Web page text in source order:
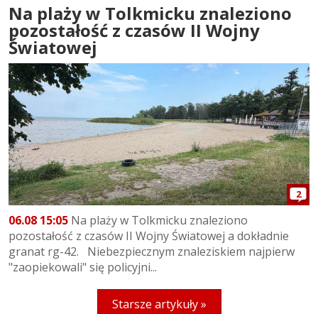
Na plaży w Tolkmicku znaleziono
pozostałość z czasów II Wojny
Światowej
2
06.08 15:05 Na plaży w Tolkmicku znaleziono
pozostałość z czasów II Wojny Światowej a dokładnie
granat rg-42. Niebezpiecznym znaleziskiem najpierw
"zaopiekowali" się policyjni...
Starsze artykuły »